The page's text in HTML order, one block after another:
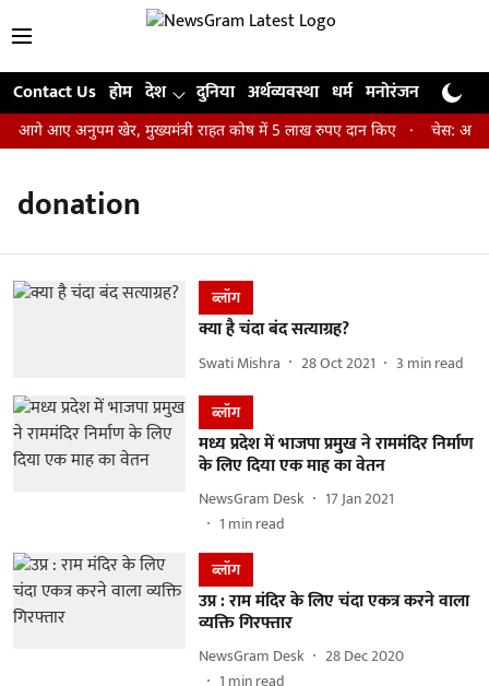
Contact Us होम देश दुनिया अर्थव्यवस्था धर्म मनोरंजन खेल
आगे आए अनुपम खेर, मुख्यमंत्री राहत कोष में 5 लाख रुपए दान किए चेस: आर
donation
ब्लॉग
क्या है चंदा बंद सत्याग्रह?
Swati Mishra 28 Oct 2021 3 min read
ब्लॉग
मध्य प्रदेश में भाजपा प्रमुख ने राममंदिर निर्माण
के लिए दिया एक माह का वेतन
NewsGram Desk
17 Jan 2021
1 min read
ब्लॉग
उप्र : राम मंदिर के लिए चंदा एकत्र करने वाला
व्यक्ति गिरफ्तार
NewsGram Desk
28 Dec 2020
1 min read